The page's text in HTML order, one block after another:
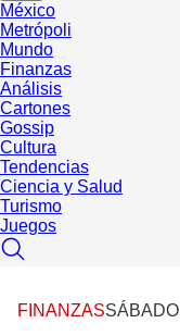
México
Metrópoli
Mundo
Finanzas
Análisis
Cartones
Gossip
Cultura
Tendencias
Ciencia y Salud
Turismo
Juegos
FINANZAS